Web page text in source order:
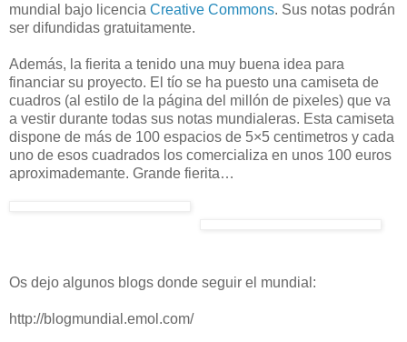
mundial bajo licencia Creative Commons. Sus notas podrán
ser difundidas gratuitamente.
Además, la fierita a tenido una muy buena idea para
financiar su proyecto. El tío se ha puesto una camiseta de
cuadros (al estilo de la página del millón de pixeles) que va
a vestir durante todas sus notas mundialeras. Esta camiseta
dispone de más de 100 espacios de 5×5 centimetros y cada
uno de esos cuadrados los comercializa en unos 100 euros
aproximademante. Grande fierita…
Os dejo algunos blogs donde seguir el mundial:
http://blogmundial.emol.com/